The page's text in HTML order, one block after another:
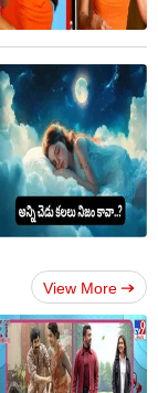
View More